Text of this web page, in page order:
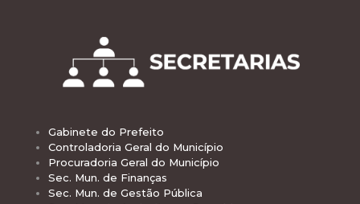
Gabinete do Prefeito
Controladoria Geral do Município
Procuradoria Geral do Município
Sec. Mun. de Finanças
Sec. Mun. de Gestão Pública